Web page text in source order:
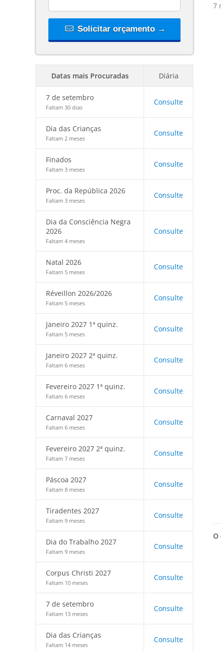
Solicitar orçamento →
Datas mais Procuradas Diária
7 de setembro
Faltam 30 dias
Consulte
Dia das Crianças
Faltam 2 meses
Consulte
Finados
Faltam 3 meses
Consulte
Proc. da República 2026
Faltam 3 meses
Consulte
Dia da Consciência Negra
2026
Faltam 4 meses
Consulte
Natal 2026
Faltam 5 meses
Consulte
Réveillon 2026/2026
Faltam 5 meses
Consulte
Janeiro 2027 1ª quinz.
Faltam 5 meses
Consulte
Janeiro 2027 2ª quinz.
Faltam 6 meses
Consulte
Fevereiro 2027 1ª quinz.
Faltam 6 meses
Consulte
Carnaval 2027
Faltam 6 meses
Consulte
Fevereiro 2027 2ª quinz.
Faltam 7 meses
Consulte
Páscoa 2027
Faltam 8 meses
Consulte
Tiradentes 2027
Faltam 9 meses
Consulte
Dia do Trabalho 2027
Faltam 9 meses
Consulte
Corpus Christi 2027
Faltam 10 meses
Consulte
7 de setembro
Faltam 13 meses
Consulte
Dia das Crianças
Faltam 14 meses
Consulte
7
O